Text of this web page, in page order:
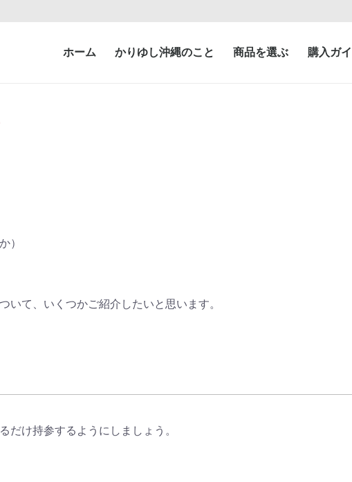
ホーム かりゆし沖縄のこと 商品を選ぶ 購入ガ
）
て、いくつかご紹介したいと思います。
だけ持参するようにしましょう。